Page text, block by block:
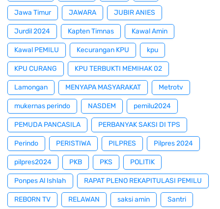
Jawa Timur JAWARA JUBIR ANIES
Jurdil 2024 Kapten Timnas Kawal Amin
Kawal PEMILU Kecurangan KPU kpu
KPU CURANG KPU TERBUKTI MEMIHAK 02
Lamongan MENYAPA MASYARAKAT Metrotv
mukernas perindo NASDEM pemilu2024
PEMUDA PANCASILA PERBANYAK SAKSI DI TPS
Perindo PERISTIWA PILPRES Pilpres 2024
pilpres2024 PKB PKS POLITIK
Ponpes Al Ishlah RAPAT PLENO REKAPITULASI PEMILU
REBORN TV RELAWAN saksi amin Santri